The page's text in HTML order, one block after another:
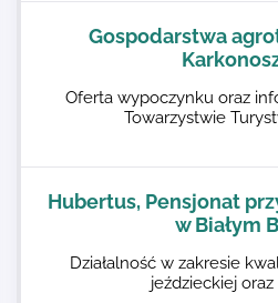
Gospodarstwa
Oferta wypoczynku oraz
Towarzystwie
Hubertus, Pensjonat
w Białym
Działalność w zakresie
jeździeckiej oraz